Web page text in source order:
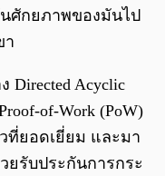
ศักยภาพของมันไป
า
Directed Acyclic
of-Work (PoW)
ที่ยอดเยี่ยม และมา
รับประกันการกระ